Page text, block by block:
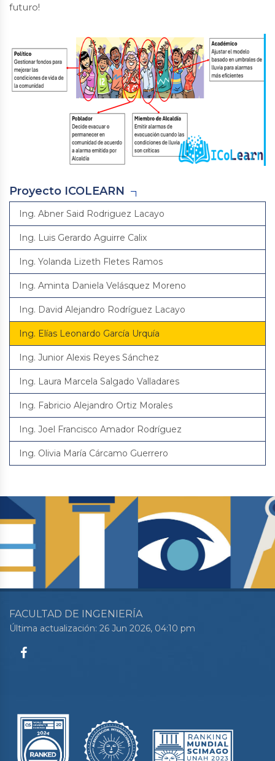
futuro!
Proyecto ICOLEARN
Ing. Abner Said Rodriguez Lacayo
Ing. Luis Gerardo Aguirre Calix
Ing. Yolanda Lizeth Fletes Ramos
Ing. Aminta Daniela Velásquez Moreno
Ing. David Alejandro Rodríguez Lacayo
Ing. Elías Leonardo García Urquía
Ing. Junior Alexis Reyes Sánchez
Ing. Laura Marcela Salgado Valladares
Ing. Fabricio Alejandro Ortiz Morales
Ing. Joel Francisco Amador Rodríguez
Ing. Olivia María Cárcamo Guerrero
FACULTAD DE INGENIERÍA
Última actualización: 26 Jun 2026, 04:10 pm